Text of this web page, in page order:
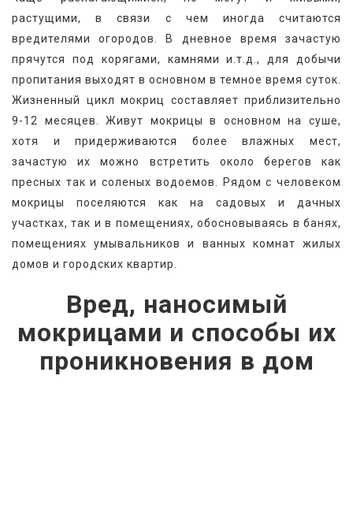
растущими, в связи с чем иногда считаются
вредителями огородов. В дневное время зачастую
прячутся под корягами, камнями и.т.д., для добычи
пропитания выходят в основном в темное время суток.
Жизненный цикл мокриц составляет приблизительно
9-12 месяцев. Живут мокрицы в основном на суше,
хотя и придерживаются более влажных мест,
зачастую их можно встретить около берегов как
пресных так и соленых водоемов. Рядом с человеком
мокрицы поселяются как на садовых и дачных
участках, так и в помещениях, обосновываясь в банях,
помещениях умывальников и ванных комнат жилых
домов и городских квартир.
Вред, наносимый
мокрицами и способы их
проникновения в дом